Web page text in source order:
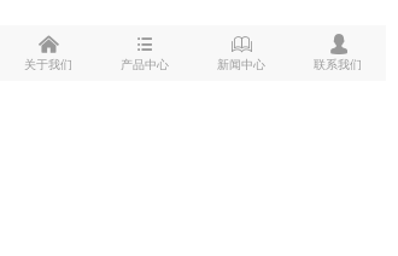
낀
关于我们
뀑
产品中心
ꁡ
新闻中心
넙
联系我们